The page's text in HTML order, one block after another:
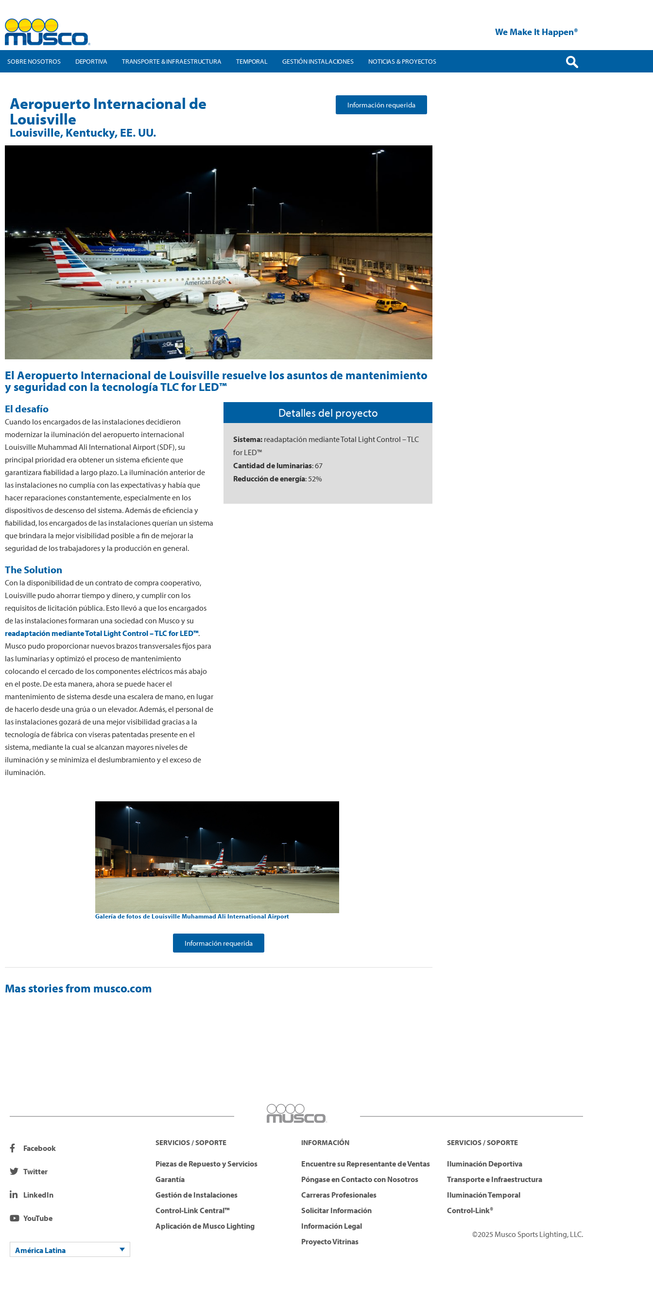
We Make It Happen®
SOBRE NOSOTROS DEPORTIVA TRANSPORTE & INFRAESTRUCTURA TEMPORAL GESTIÓN INSTALACIONES NOTICIAS & PROYECTOS
Aeropuerto Internacional de
Louisville
Louisville, Kentucky, EE. UU.
Información requerida
El Aeropuerto Internacional de Louisville resuelve los asuntos de mantenimiento
y seguridad con la tecnología TLC for LED™
El desafío
Cuando los encargados de las instalaciones decidieron
modernizar la iluminación del aeropuerto internacional
Louisville Muhammad Ali International Airport (SDF), su
principal prioridad era obtener un sistema eficiente que
garantizara fiabilidad a largo plazo. La iluminación anterior de
las instalaciones no cumplía con las expectativas y había que
hacer reparaciones constantemente, especialmente en los
dispositivos de descenso del sistema. Además de eficiencia y
fiabilidad, los encargados de las instalaciones querían un sistema
que brindara la mejor visibilidad posible a fin de mejorar la
seguridad de los trabajadores y la producción en general.
The Solution
Con la disponibilidad de un contrato de compra cooperativo,
Louisville pudo ahorrar tiempo y dinero, y cumplir con los
requisitos de licitación pública. Esto llevó a que los encargados
de las instalaciones formaran una sociedad con Musco y su
readaptación mediante Total Light Control – TLC for LED™.
Musco pudo proporcionar nuevos brazos transversales fijos para
las luminarias y optimizó el proceso de mantenimiento
colocando el cercado de los componentes eléctricos más abajo
en el poste. De esta manera, ahora se puede hacer el
mantenimiento de sistema desde una escalera de mano, en lugar
de hacerlo desde una grúa o un elevador. Además, el personal de
las instalaciones gozará de una mejor visibilidad gracias a la
tecnología de fábrica con viseras patentadas presente en el
sistema, mediante la cual se alcanzan mayores niveles de
iluminación y se minimiza el deslumbramiento y el exceso de
iluminación.
Detalles del proyecto
Sistema: readaptación mediante Total Light Control – TLC
for LED™
Cantidad de luminarias: 67
Reducción de energía: 52%
Galería de fotos de Louisville Muhammad Ali International Airport
Información requerida
Mas stories from musco.com
Facebook
Twitter
LinkedIn
YouTube
América Latina
SERVICIOS / SOPORTE
Piezas de Repuesto y Servicios
Garantía
Gestión de Instalaciones
Control-Link Central™
Aplicación de Musco Lighting
INFORMACIÓN
Encuentre su Representante de Ventas
Póngase en Contacto con Nosotros
Carreras Profesionales
Solicitar Información
Información Legal
Proyecto Vitrinas
SERVICIOS / SOPORTE
Iluminación Deportiva
Transporte e Infraestructura
Iluminación Temporal
Control-Link®
©2025 Musco Sports Lighting, LLC.